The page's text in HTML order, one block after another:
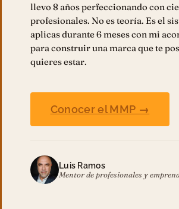
llevo 8 años perfeccionando con
profesionales. No es teoría. Es el
aplicas durante 6 meses con mi
para construir una marca que te
quieres estar.
Conocer el MMP →
Luis Ramos
Mentor de profesionales y